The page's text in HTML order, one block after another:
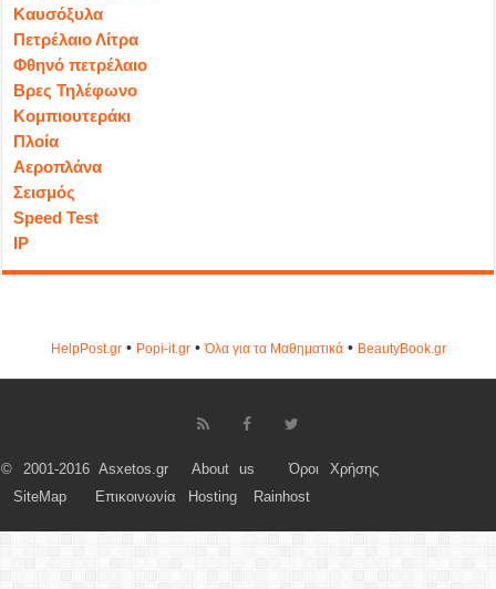
Καυσόξυλα
Πετρέλαιο Λίτρα
Φθηνό πετρέλαιο
Βρες Τηλέφωνο
Κομπιουτεράκι
Πλοία
Αεροπλάνα
Σεισμός
Speed Test
IP
HelpPost.gr• Popi-it.gr•Όλα για τα Μαθηματικά• ΒeautyΒook.gr
© 2001-2016 Asxetos.gr About us
Όροι Χρήσης
SiteMap
Επικοινωνία Hosting Rainhost